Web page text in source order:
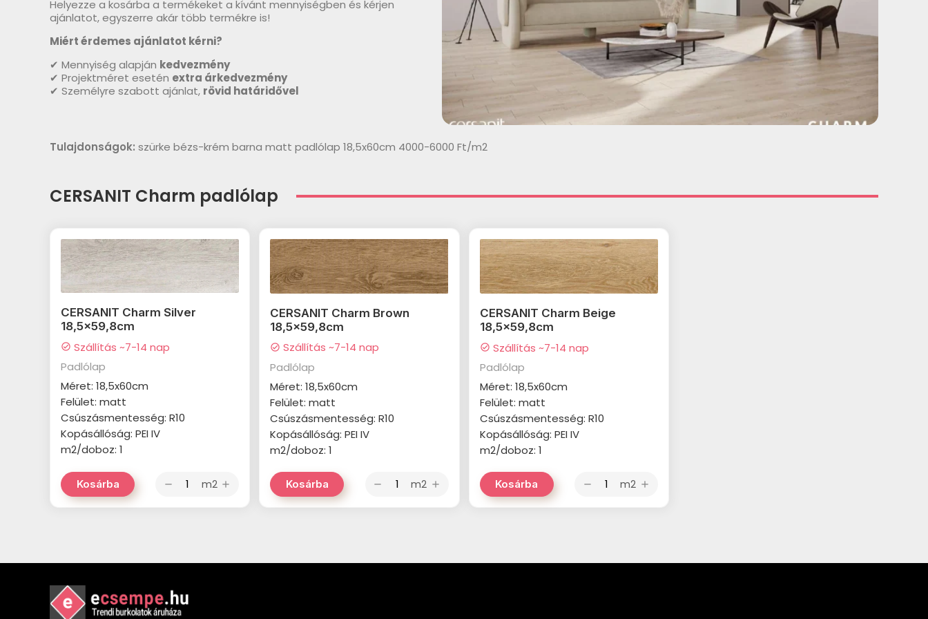
Helyezze a kosárba a termékeket a kívánt mennyiségben és kérjen
ajánlatot, egyszerre akár több termékre is!
Miért érdemes ajánlatot kérni?
✔ Mennyiség alapján kedvezmény
✔ Projektméret esetén extra árkedvezmény
✔ Személyre szabott ajánlat, rövid határidővel
Tulajdonságok: szürke bézs-krém barna matt padlólap 18,5x60cm 4000-6000 Ft/m2
CERSANIT Charm padlólap
CERSANIT Charm Silver
18,5x59,8cm
check_circle Szállítás ~7-14 nap
Padlólap
Méret: 18,5x60cm
Felület: matt
Csúszásmentesség: R10
Kopásállóság: PEI IV
m2/doboz: 1
Kosárba remove m2 add
CERSANIT Charm Brown
18,5x59,8cm
check_circle Szállítás ~7-14 nap
Padlólap
Méret: 18,5x60cm
Felület: matt
Csúszásmentesség: R10
Kopásállóság: PEI IV
m2/doboz: 1
Kosárba remove m2 add
CERSANIT Charm Beige
18,5x59,8cm
check_circle Szállítás ~7-14 nap
Padlólap
Méret: 18,5x60cm
Felület: matt
Csúszásmentesség: R10
Kopásállóság: PEI IV
m2/doboz: 1
Kosárba remove m2 add